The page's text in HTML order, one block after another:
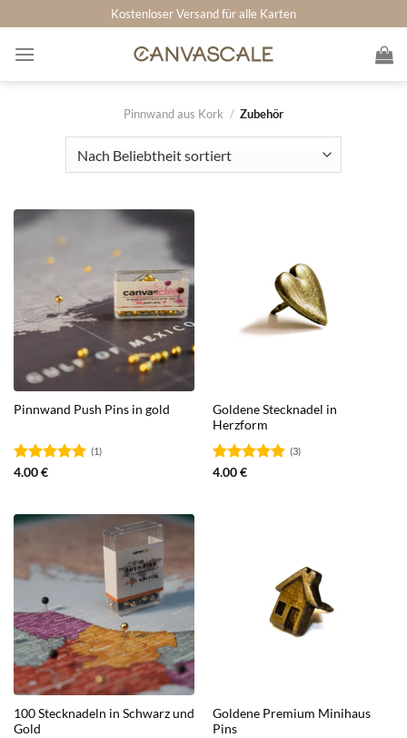
springen
Kostenloser Versand für alle Karten
Pinnwand aus Kork / Zubehör
Pinnwand Push Pins in gold
Bewertet
(1)
4.00€
Goldene Stecknadel in
Herzform
Bewertet
(3)
4.00€
100 Stecknadeln in Schwarz und
Gold
Goldene Premium Minihaus
Pins